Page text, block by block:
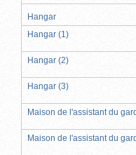
Hangar
Hangar (1)
Hangar (2)
Hangar (3)
Maison de l'assistant du
Maison de l'assistant du